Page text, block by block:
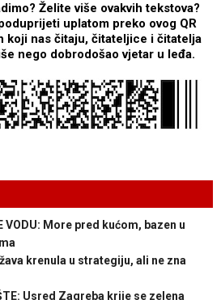
Želite više ovakvih tekstova?
uplatom preko ovog QR
koji nas čitaju, čitateljice i čitatelja
nego dobrodošao vjetar u leđa.
VODU: More pred kućom, bazen u
krenula u strategiju, ali ne zna
Usred Zagreba krije se zelena